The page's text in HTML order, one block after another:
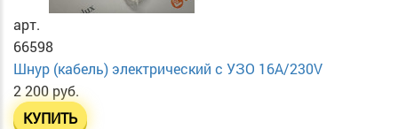
арт.
66598
Шнур (кабель) электрический с УЗО 16А/230V
2 200 руб.
КУПИТЬ